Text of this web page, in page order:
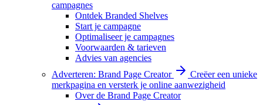
campagnes
Ontdek Branded Shelves
Start je campagne
Optimaliseer je campagnes
Voorwaarden & tarieven
Advies van agencies
Adverteren: Brand Page Creator
Creëer een unieke
merkpagina en versterk je online aanwezigheid
Over de Brand Page Creator